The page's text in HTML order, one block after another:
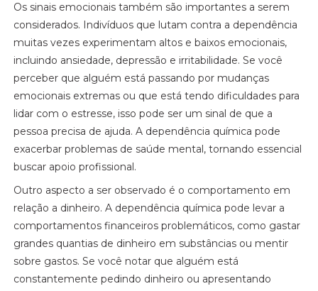
Os sinais emocionais também são importantes a serem
considerados. Indivíduos que lutam contra a dependência
muitas vezes experimentam altos e baixos emocionais,
incluindo ansiedade, depressão e irritabilidade. Se você
perceber que alguém está passando por mudanças
emocionais extremas ou que está tendo dificuldades para
lidar com o estresse, isso pode ser um sinal de que a
pessoa precisa de ajuda. A dependência química pode
exacerbar problemas de saúde mental, tornando essencial
buscar apoio profissional.
Outro aspecto a ser observado é o comportamento em
relação a dinheiro. A dependência química pode levar a
comportamentos financeiros problemáticos, como gastar
grandes quantias de dinheiro em substâncias ou mentir
sobre gastos. Se você notar que alguém está
constantemente pedindo dinheiro ou apresentando